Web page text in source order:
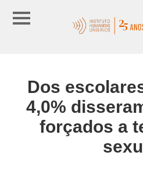
Dos
4,0%
forçados a